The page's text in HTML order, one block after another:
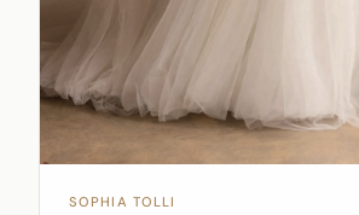
SOPHIA TOLLI